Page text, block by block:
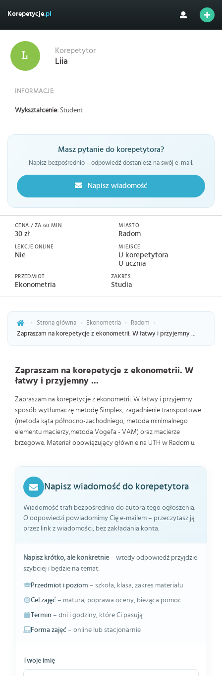
Korepetycje.pl
Korepetytor
Liia
INFORMACJE:
Wykształcenie: Student
Masz pytanie do korepetytora?
Napisz bezpośrednio – odpowiedź dostaniesz na swój e-mail.
Napisz wiadomość
CENA / ZA 60 MIN
30 zł
LEKCJE ONLINE
Nie
MIASTO
Radom
MIEJSCE
U korepetytora
U ucznia
PRZEDMIOT
Ekonometria
ZAKRES
Studia
› Strona główna › Ekonometria › Radom
›
Zapraszam na korepetycje z ekonometrii. W łatwy i przyjemny ...
Zapraszam na korepetycje z ekonometrii. W
łatwy i przyjemny ...
Zapraszam na korepetycje z ekonometrii. W łatwy i przyjemny
sposób wytłumaczę metodę Simplex, zagadnienie transportowe
(metoda kąta północno-zachodniego, metoda minimalnego
elementu macierzy,metoda Vogel’a - VAM) oraz macierze
brzegowe. Materiał obowiązujący głównie na UTH w Radomiu.
Napisz wiadomość do korepetytora
Wiadomość trafi bezpośrednio do autora tego ogłoszenia.
O odpowiedzi powiadomimy Cię e-mailem – przeczytasz ją
przez link z wiadomości, bez zakładania konta.
Napisz krótko, ale konkretnie– wtedy odpowiedź przyjdzie
szybciej i będzie na temat:
Przedmiot i poziom – szkoła, klasa, zakres materiału
Cel zajęć – matura, poprawa oceny, bieżąca pomoc
Termin – dni i godziny, które Ci pasują
Forma zajęć – online lub stacjonarnie
Twoje imię